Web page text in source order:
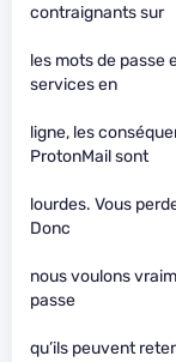
contraignants sur
les mots de passe
services en
ligne, les
ProtonMail sont
lourdes. Vous
Donc
nous voulons
passe
qu’ils peuvent